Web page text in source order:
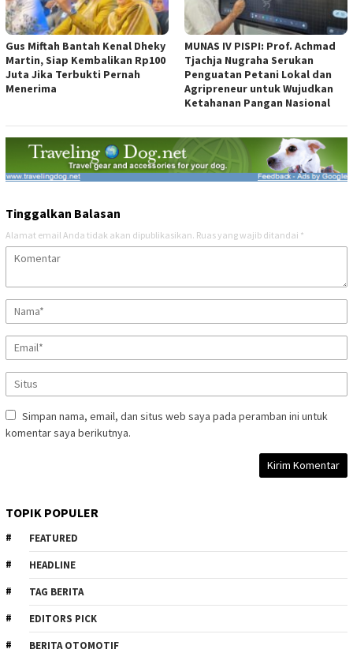
Gus Miftah Bantah Kenal Dheky
Martin, Siap Kembalikan Rp100
Juta Jika Terbukti Pernah
Menerima
MUNAS IV PISPI: Prof. Achmad
Tjachja Nugraha Serukan
Penguatan Petani Lokal dan
Agripreneur untuk Wujudkan
Ketahanan Pangan Nasional
Tinggalkan Balasan
Alamat email Anda tidak akan dipublikasikan. Ruas yang wajib ditandai *
Simpan nama, email, dan situs web saya pada peramban ini untuk
komentar saya berikutnya.
TOPIK POPULER
FEATURED
HEADLINE
TAG BERITA
EDITORS PICK
BERITA OTOMOTIF